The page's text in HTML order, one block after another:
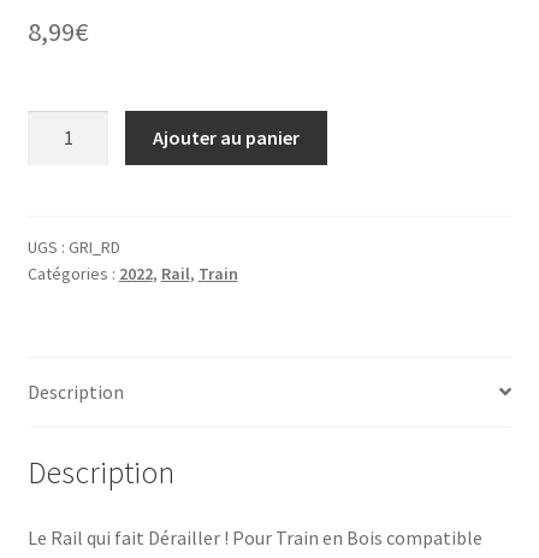
8,99€
qui
fait
Train
compatible
Ikea
Ajouter au panier
UGS : GRI_RD
Catégories : 2022, Rail, Train
Description
Description
Le Rail qui fait Dérailler ! Pour Train en Bois compatible